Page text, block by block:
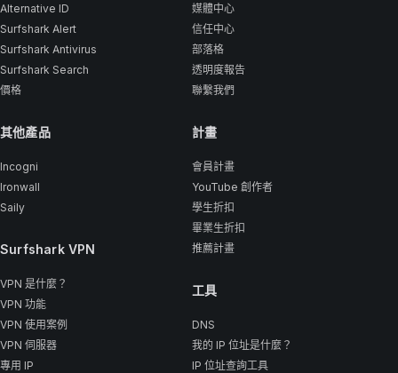
Alternative ID
Surfshark Alert
Surfshark Antivirus
Surfshark Search
價格
其他產品
Incogni
Ironwall
Saily
Surfshark VPN
VPN 是什麼？
VPN 功能
VPN 使用案例
VPN 伺服器
專用 IP
媒體中心
信任中心
部落格
透明度報告
聯繫我們
計畫
會員計畫
YouTube 創作者
學生折扣
畢業生折扣
推薦計畫
工具
DNS
我的 IP 位址是什麼？
IP 位址查詢工具